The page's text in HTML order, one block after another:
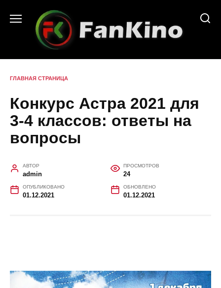
содержанию
ГЛАВНАЯ СТРАНИЦА
Конкурс Астра 2021 для
3-4 классов: ответы на
вопросы
АВТОР
admin
ПРОСМОТРОВ
24
ОПУБЛИКОВАНО
01.12.2021
ОБНОВЛЕНО
01.12.2021